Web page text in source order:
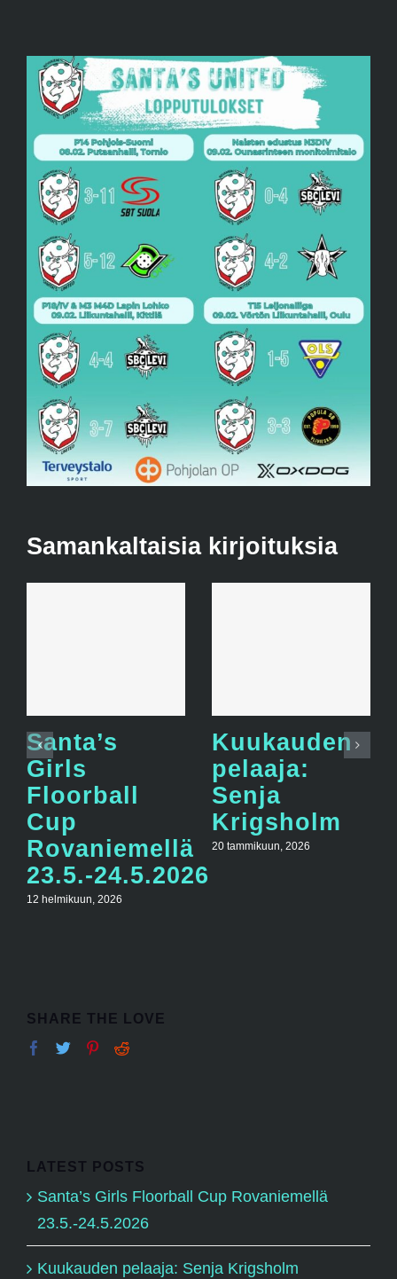
Samankaltaisia kirjoituksia
Santa’s
Girls
Floorball
Cup
Rovaniemellä
23.5.-24.5.2026
12 helmikuun, 2026
Kuukauden
pelaaja:
Senja
Krigsholm
20 tammikuun, 2026
SHARE THE LOVE
LATEST POSTS
Santa’s Girls Floorball Cup Rovaniemellä
23.5.-24.5.2026
Kuukauden pelaaja: Senja Krigsholm